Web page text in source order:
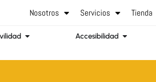
Nosotros Servicios Tienda
Abrir Movilidad Accesibilidad Abrir